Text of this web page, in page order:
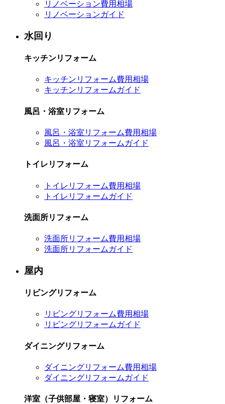
リノベーション費用相場
リノベーションガイド
水回り
キッチンリフォーム
キッチンリフォーム費用相場
キッチンリフォームガイド
風呂・浴室リフォーム
風呂・浴室リフォーム費用相場
風呂・浴室リフォームガイド
トイレリフォーム
トイレリフォーム費用相場
トイレリフォームガイド
洗面所リフォーム
洗面所リフォーム費用相場
洗面所リフォームガイド
屋内
リビングリフォーム
リビングリフォーム費用相場
リビングリフォームガイド
ダイニングリフォーム
ダイニングリフォーム費用相場
ダイニングリフォームガイド
洋室（子供部屋・寝室）リフォーム